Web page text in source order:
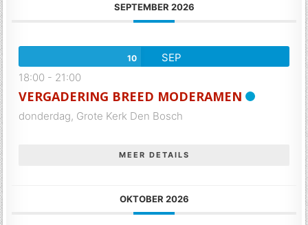
SEPTEMBER 2026
10
SEP
18:00 - 21:00
VERGADERING BREED MODERAMEN
donderdag, Grote Kerk Den Bosch
MEER DETAILS
OKTOBER 2026